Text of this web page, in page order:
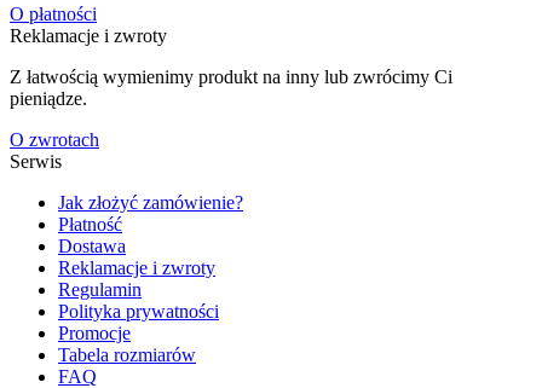
O płatności
Reklamacje i zwroty
Z łatwością wymienimy produkt na inny lub zwrócimy Ci
pieniądze.
O zwrotach
Serwis
Jak złożyć zamówienie?
Płatność
Dostawa
Reklamacje i zwroty
Regulamin
Polityka prywatności
Promocje
Tabela rozmiarów
FAQ